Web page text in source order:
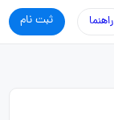
ثبت نام راهنما